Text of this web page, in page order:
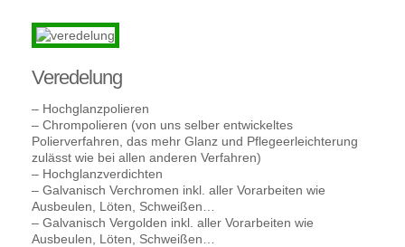
Veredelung
– Hochglanzpolieren
– Chrompolieren (von uns selber entwickeltes
Polierverfahren, das mehr Glanz und Pflegeerleichterung
zulässt wie bei allen anderen Verfahren)
– Hochglanzverdichten
– Galvanisch Verchromen inkl. aller Vorarbeiten wie
Ausbeulen, Löten, Schweißen…
– Galvanisch Vergolden inkl. aller Vorarbeiten wie
Ausbeulen, Löten, Schweißen…